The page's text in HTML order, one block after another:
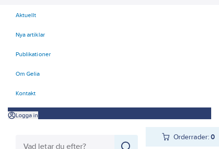
Aktuellt
Nya artiklar
Publikationer
Om Gelia
Kontakt
Logga in
Orderrader:0